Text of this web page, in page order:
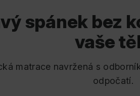
spánek bez
vaše
matrace navržená s
odpočatí.